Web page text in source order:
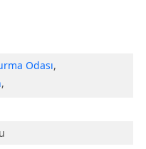
Odası,
,